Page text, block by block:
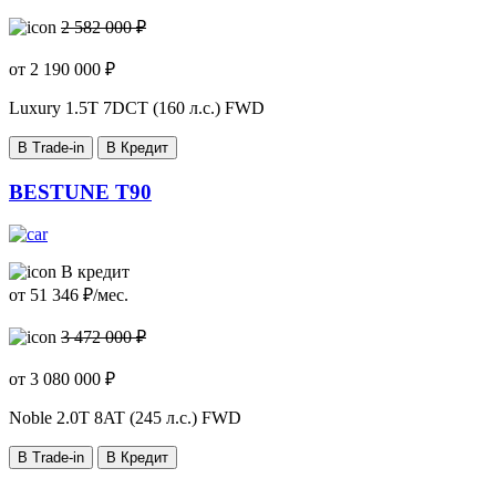
2 582 000 ₽
от 2 190 000 ₽
Luxury 1.5T 7DCT (160 л.с.) FWD
В Trade-in В Кредит
BESTUNE T90
В кредит
от 51 346 ₽/мес.
3 472 000 ₽
от 3 080 000 ₽
Noble 2.0T 8AT (245 л.с.) FWD
В Trade-in В Кредит